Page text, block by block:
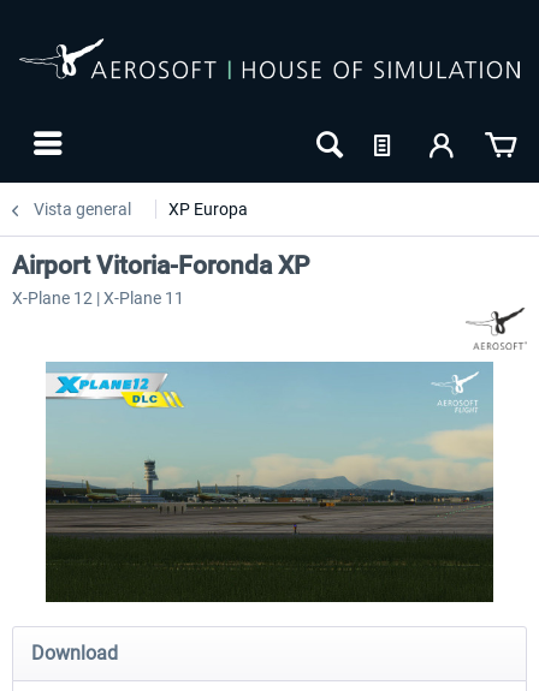
Vista general XP Europa
Airport Berlin Brandenburg V2 XP Airport Zurich V2.0 XP
Airport Vitoria-Foronda XP
X-Plane 12 | X-Plane 11
Download